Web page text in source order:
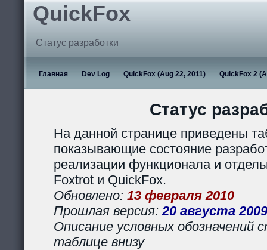
QuickFox
Статус разработки
Главная Dev Log QuickFox (Aug 22, 2011) QuickFox 2
Статус
На данной странице приведены
показывающие состояние
реализации функционала и
Foxtrot и QuickFox.
Обновлено: 13 февраля 2010
Прошлая версия:20 августа 2009
Описание условных обозначений
таблице внизу